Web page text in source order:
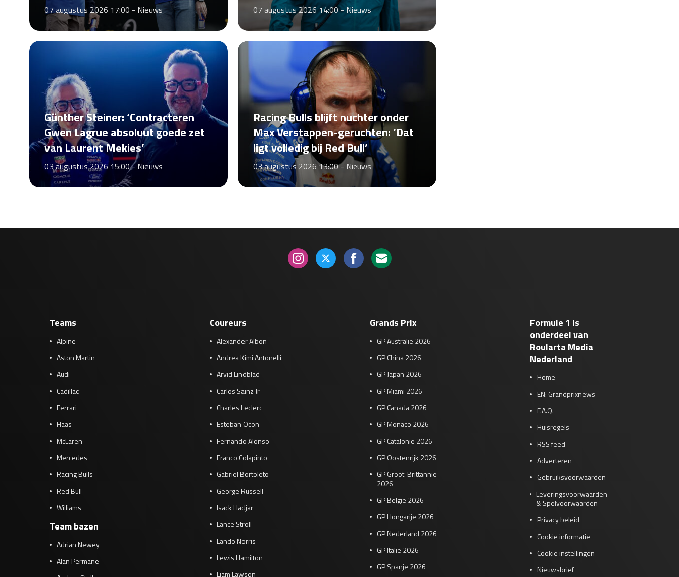
07 augustus 2026 17:00 - Nieuws 07 augustus 2026 14:00 -Nieuws
Günther Steiner: ‘Contracteren
Gwen Lagrue absoluut goede zet
van Laurent Mekies’
03 augustus 2026 15:00 -Nieuws
Racing Bulls blijft nuchter onder
Max Verstappen-geruchten: ‘Dat
ligt volledig bij Red Bull’
03 augustus 2026 13:00 - Nieuws
Teams
Alpine
Aston Martin
Audi
Cadillac
Ferrari
Haas
McLaren
Mercedes
Racing Bulls
Red Bull
Williams
Team bazen
Adrian Newey
Alan Permane
Coureurs
Alexander Albon
Andrea Kimi Antonelli
Arvid Lindblad
Carlos Sainz Jr
Charles Leclerc
Esteban Ocon
Fernando Alonso
Franco Colapinto
Gabriel Bortoleto
George Russell
Isack Hadjar
Lance Stroll
Lando Norris
Lewis Hamilton
Liam Lawson
Grands Prix
GP Australië 2026
GP China 2026
GP Japan 2026
GP Miami 2026
GP Canada 2026
GP Monaco 2026
GP Catalonië 2026
GP Oostenrijk 2026
GP Groot-Brittannië
2026
GP België 2026
GP Hongarije 2026
GP Nederland 2026
GP Italië 2026
GP Spanje 2026
Formule 1 is
onderdeel van
Roularta Media
Nederland
Home
EN: Grandprixnews
F.A.Q.
Huisregels
RSS feed
Adverteren
Gebruiksvoorwaarden
Leveringsvoorwaarden
& Spelvoorwaarden
Privacy beleid
Cookie informatie
Cookie instellingen
Nieuwsbrief